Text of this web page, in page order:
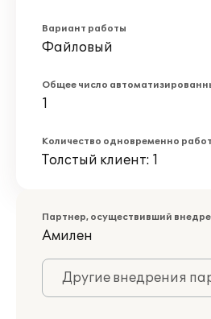
Вариант работы
Файловый
Общее число
1
Количество одновременно
Толстый клиент: 1
Партнер, осуществивший
Амилен
Другие внедрения